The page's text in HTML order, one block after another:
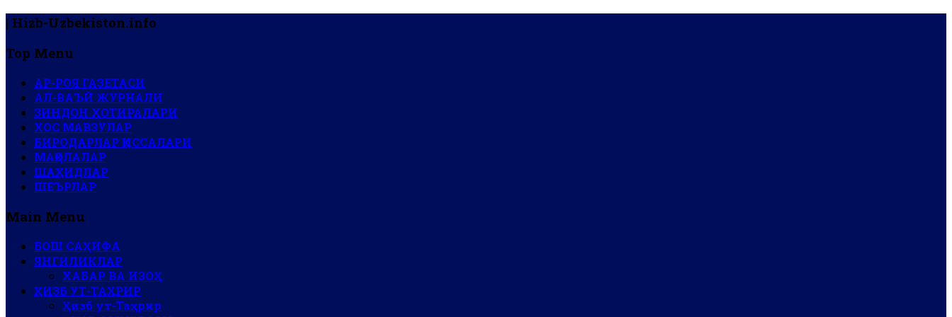
| Hizb-Uzbekiston.info
Top Menu
АР-РОЯ ГАЗЕТАСИ
АЛ-ВАЪЙ ЖУРНАЛИ
ЗИНДОН ХОТИРАЛАРИ
ХОС МАВЗУЛАР
БИРОДАРЛАР ҚИССАЛАРИ
МАҚОЛАЛАР
ШАҲИДЛАР
ШЕЪРЛАР
Main Menu
БОШ САҲИФА
ЯНГИЛИКЛАР
ХАБАР ВА ИЗОҲ
ҲИЗБ УТ-ТАҲРИР
Ҳизб ут-Таҳрир